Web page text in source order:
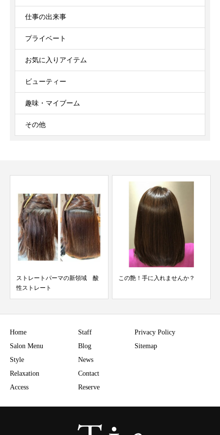
仕事の出来事
プライベート
お気に入りアイテム
ビューティー
趣味・マイブーム
その他
この艶！手に入れませんか？ 細い髪も重くならない
Home
Salon Menu
Style
Relaxation
Access
Staff
Blog
News
Contact
Reserve
Privacy Policy
Sitemap